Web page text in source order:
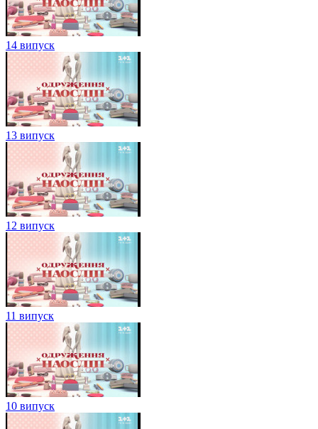
14 випуск
13 випуск
12 випуск
11 випуск
10 випуск